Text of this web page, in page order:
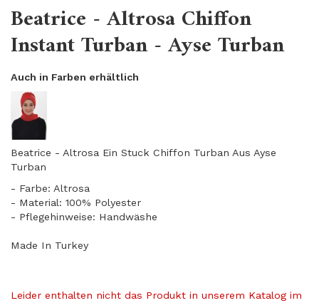
Beatrice - Altrosa Chiffon
Instant Turban - Ayse Turban
Auch in Farben erhältlich
Beatrice - Altrosa Ein Stuck Chiffon Turban Aus Ayse
Turban
- Farbe: Altrosa
- Material: 100% Polyester
- Pflegehinweise: Handwäshe
Made In Turkey
Leider enthalten nicht das Produkt in unserem Katalog im